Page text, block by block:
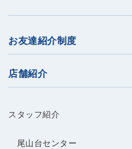
お友達紹介制度
店舗紹介
スタッフ紹介
尾山台センター